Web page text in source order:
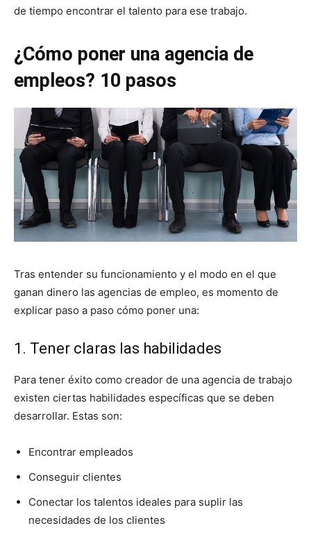
de tiempo encontrar el talento para ese trabajo.
¿Cómo poner una agencia de
empleos? 10 pasos
Tras entender su funcionamiento y el modo en el que
ganan dinero las agencias de empleo, es momento de
explicar paso a paso cómo poner una:
1. Tener claras las habilidades
Para tener éxito como creador de una agencia de trabajo
existen ciertas habilidades específicas que se deben
desarrollar. Estas son:
Encontrar empleados
Conseguir clientes
Conectar los talentos ideales para suplir las
necesidades de los clientes